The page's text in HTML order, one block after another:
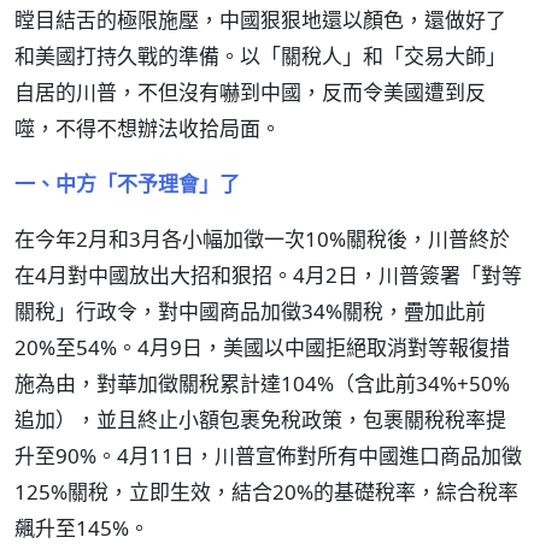
瞠目結舌的極限施壓，中國狠狠地還以顏色，還做好了
和美國打持久戰的準備。以「關稅人」和「交易大師」
自居的川普，不但沒有嚇到中國，反而令美國遭到反
噬，不得不想辦法收拾局面。
一、中方「不予理會」了
在今年2月和3月各小幅加徵一次10%關稅後，川普終於
在4月對中國放出大招和狠招。4月2日，川普簽署「對等
關稅」行政令，對中國商品加徵34%關稅，疊加此前
20%至54%。4月9日，美國以中國拒絕取消對等報復措
施為由，對華加徵關稅累計達104%（含此前34%+50%
追加），並且終止小額包裹免稅政策，包裹關稅稅率提
升至90%。4月11日，川普宣佈對所有中國進口商品加徵
125%關稅，立即生效，結合20%的基礎稅率，綜合稅率
飆升至145%。